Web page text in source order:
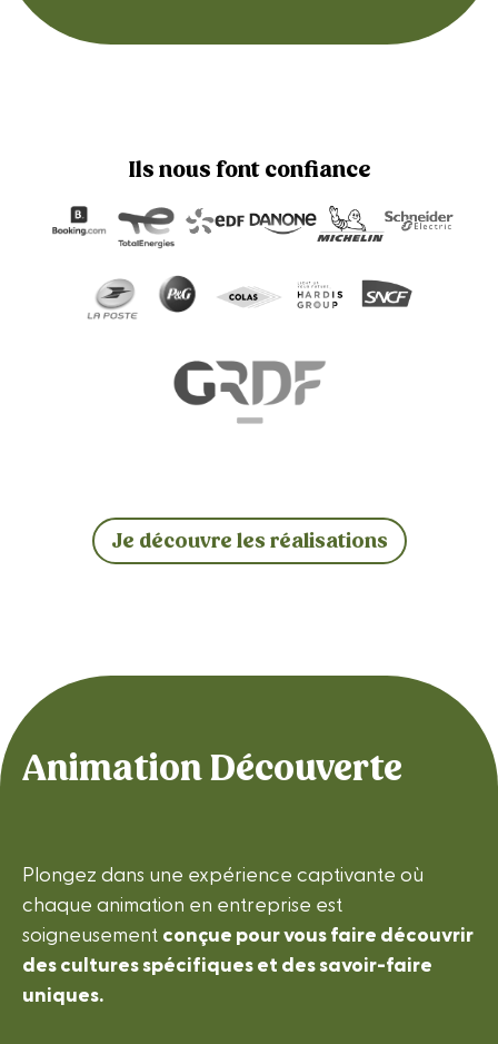
Ils nous font confiance
Je découvre les réalisations
Animation Découverte
Plongez dans une expérience captivante où
chaque animation en entreprise est
soigneusement conçue pour vous faire découvrir
des cultures spécifiques et des savoir-faire
uniques.